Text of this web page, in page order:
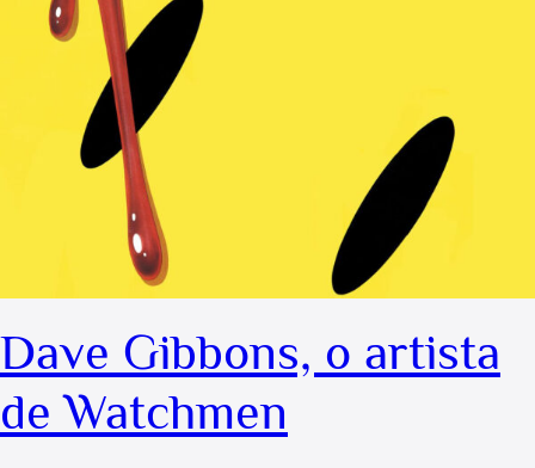
Dave Gibbons, o artista
de Watchmen